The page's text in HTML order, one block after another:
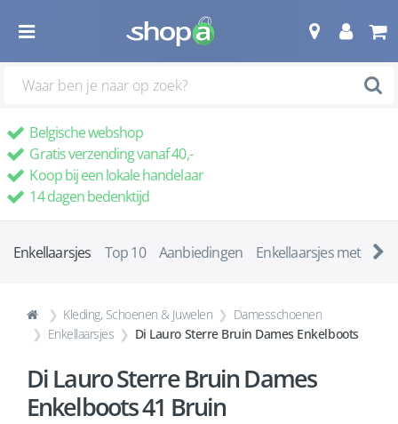
Belgische webshop
Gratis verzending vanaf 40,-
Koop bij een lokale handelaar
14 dagen bedenktijd
Enkellaarsjes Top 10 Aanbiedingen Enkellaarsjes met ha
Kleding, Schoenen & Juwelen
Damesschoenen
Enkellaarsjes
Di Lauro Sterre Bruin Dames Enkelboots
Di Lauro Sterre Bruin Dames
Enkelboots 41 Bruin